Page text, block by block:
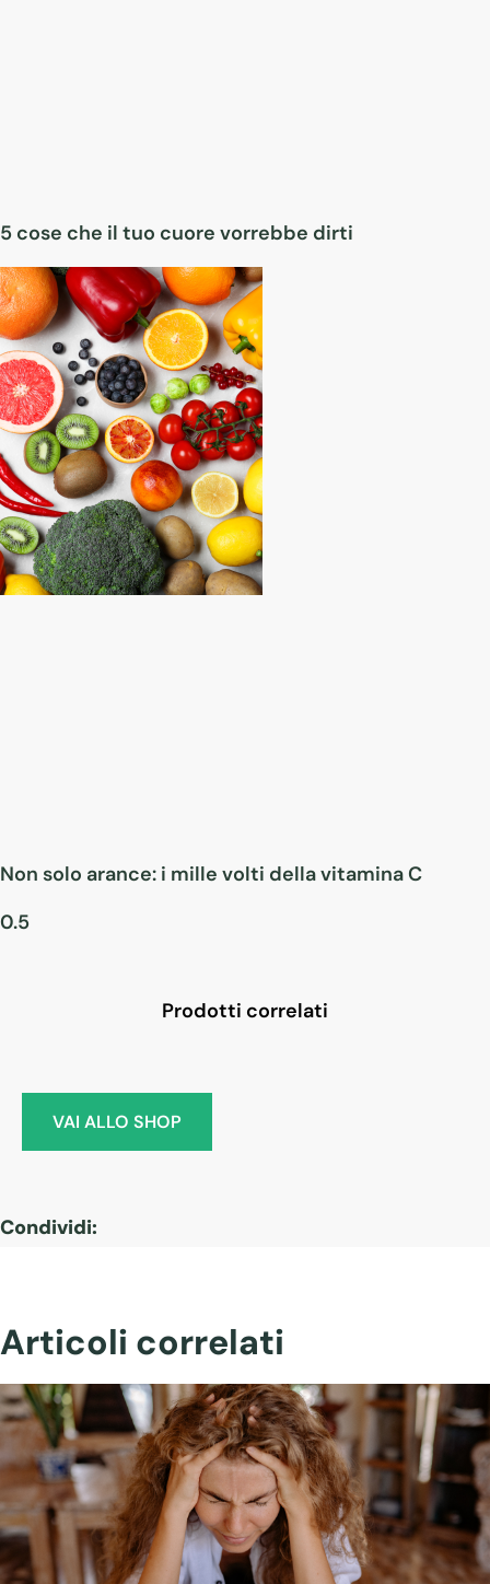
5 cose che il tuo cuore vorrebbe dirti
Non solo arance: i mille volti della vitamina C
Prodotti correlati
VAI ALLO SHOP
Condividi:
Articoli correlati